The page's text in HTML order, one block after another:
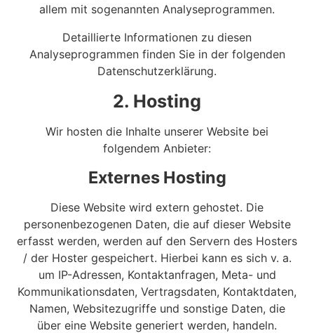
allem mit sogenannten Analyseprogrammen.
Detaillierte Informationen zu diesen
Analyseprogrammen finden Sie in der folgenden
Datenschutzerklärung.
2. Hosting
Wir hosten die Inhalte unserer Website bei
folgendem Anbieter:
Externes Hosting
Diese Website wird extern gehostet. Die
personenbezogenen Daten, die auf dieser Website
erfasst werden, werden auf den Servern des Hosters
/ der Hoster gespeichert. Hierbei kann es sich v. a.
um IP-Adressen, Kontaktanfragen, Meta- und
Kommunikationsdaten, Vertragsdaten, Kontaktdaten,
Namen, Websitezugriffe und sonstige Daten, die
über eine Website generiert werden, handeln.